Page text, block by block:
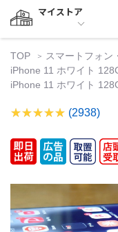
マイストア
TOP スマートフォン
iPhone 11 ホワイト
iPhone 11 ホワイト
(2938)